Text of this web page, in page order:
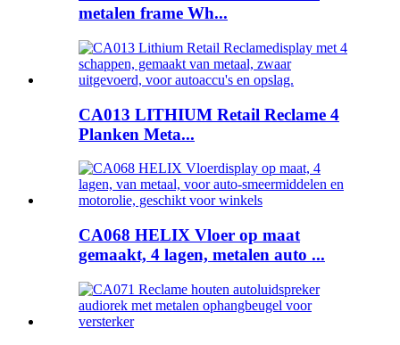
metalen frame Wh...
CA013 LITHIUM Retail Reclame 4
Planken Meta...
CA068 HELIX Vloer op maat
gemaakt, 4 lagen, metalen auto ...